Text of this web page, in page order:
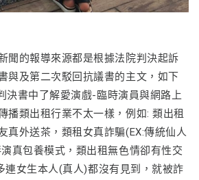
聞的報導來源都是根據法院判決起訴
與及第二次駁回抗議書的主文，如下
決書中了解愛演戲-臨時演員與網路上
播類出租行業不太一樣，例如: 類出租
真外送茶，類租女真詐騙(EX:傳統仙人
真包養模式，類出租無色情卻有性交
連女生本人(真人)都沒有見到，就被詐